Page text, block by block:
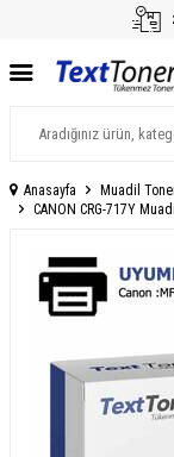
Anasayfa Muadil
CANON CRG-717Y